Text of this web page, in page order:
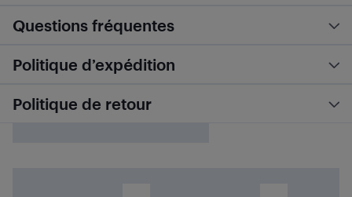
Questions fréquentes
Politique d’expédition
Politique de retour